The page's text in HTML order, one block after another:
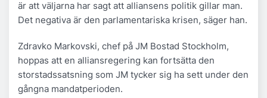
är att väljarna har sagt att alliansens politik gillar man.
Det negativa är den parlamentariska krisen, säger han.
Zdravko Markovski, chef på JM Bostad Stockholm,
hoppas att en alliansregering kan fortsätta den
storstadssatsning som JM tycker sig ha sett under den
gångna mandatperioden.